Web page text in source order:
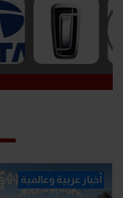
أخبار عربية وعالمية